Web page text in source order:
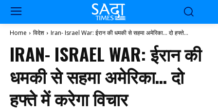
Home विदेश Iran- Israel War: ईरान की धमकी से सहमा अमेरिका... दो हफ्ते...
IRAN- ISRAEL WAR: ईरान की
धमकी से सहमा अमेरिका… दो
हफ्ते में करेगा विचार